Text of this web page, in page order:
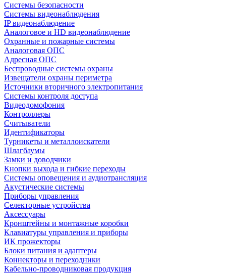
Системы безопасности
Системы видеонаблюдения
IP видеонаблюдение
Аналоговое и HD видеонаблюдение
Охранные и пожарные системы
Аналоговая ОПС
Адресная ОПС
Беспроводные системы охраны
Извещатели охраны периметра
Источники вторичного электропитания
Системы контроля доступа
Видеодомофония
Контроллеры
Считыватели
Идентификаторы
Турникеты и металлоискатели
Шлагбаумы
Замки и доводчики
Кнопки выхода и гибкие переходы
Системы оповещения и аудиотрансляция
Акустические системы
Приборы управления
Селекторные устройства
Аксессуары
Кронштейны и монтажные коробки
Клавиатуры управления и приборы
ИК прожекторы
Блоки питания и адаптеры
Коннекторы и переходники
Кабельно-проводниковая продукция